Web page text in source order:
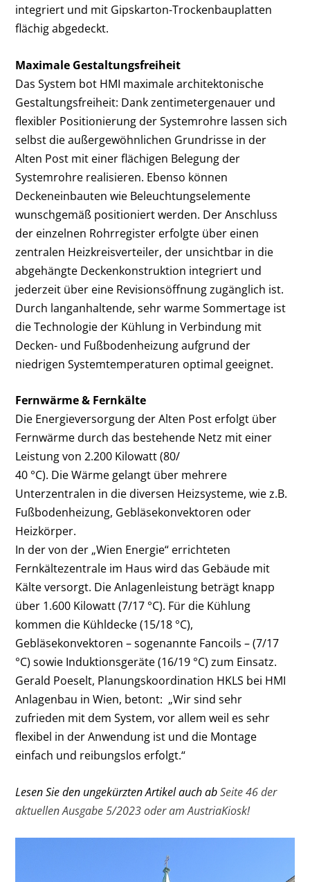
integriert und mit Gipskarton-Trockenbauplatten
flächig abgedeckt.
Maximale Gestaltungsfreiheit
Das System bot HMI maximale architektonische
Gestaltungsfreiheit: Dank zentimeter­genauer und
flexibler Positionierung der Systemrohre lassen sich
selbst die außergewöhnlichen Grundrisse in der
Alten Post mit einer flächigen Belegung der
Systemrohre realisieren. Ebenso können
Deckeneinbauten wie Beleuchtungselemente
wunschgemäß positioniert werden. Der Anschluss
der einzelnen Rohrregister erfolgte über einen
zentralen Heizkreisverteiler, der unsichtbar in die
abgehängte Deckenkonstruktion integriert und
jederzeit über eine Revisionsöffnung zugänglich ist.
Durch langanhaltende, sehr warme Sommertage ist
die Technologie der Kühlung in Verbindung mit
Decken- und Fuß­bodenheizung aufgrund der
niedrigen Systemtemperaturen optimal geeignet.
Fernwärme & Fernkälte
Die Energieversorgung der Alten Post erfolgt über
Fernwärme durch das bestehende Netz mit einer
Leistung von 2.200 Kilowatt (80/
40 °C). Die Wärme gelangt über mehrere
Unterzentralen in die diversen Heizsysteme, wie z.B.
Fußbodenheizung, Gebläsekonvektoren oder
Heizkörper.
In der von der „Wien Energie“ errichteten
Fernkältezentrale im Haus wird das Gebäude mit
Kälte versorgt. Die Anlagenleistung beträgt knapp
über 1.600 Kilowatt (7/17 °C). Für die Kühlung
kommen die Kühldecke (15/18 °C),
Gebläsekonvektoren – sogenannte Fancoils – (7/17
°C) sowie Induktionsgeräte (16/19 °C) zum Einsatz.
Gerald Poeselt, Planungskoordination HKLS bei HMI
Anlagenbau in Wien, betont: „Wir sind sehr
zufrieden mit dem System, vor allem weil es sehr
flexibel in der Anwendung ist und die Montage
einfach und reibungslos erfolgt.“
Lesen Sie den ungekürzten Artikel auch abSeite 46 der
aktuellen Ausgabe 5/2023 oder am AustriaKiosk!